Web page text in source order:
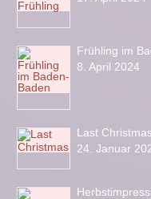
Frühling im
8. April 2024
Last
24. Januar